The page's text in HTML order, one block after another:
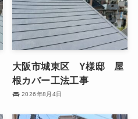
大阪市城東区 Y様邸 屋
根カバー工法工事
2026年8月4日